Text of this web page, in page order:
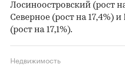
Лосиноостровский (рост
Северное (рост на 17,4%)
(рост на 17,1%).
Недвижимость